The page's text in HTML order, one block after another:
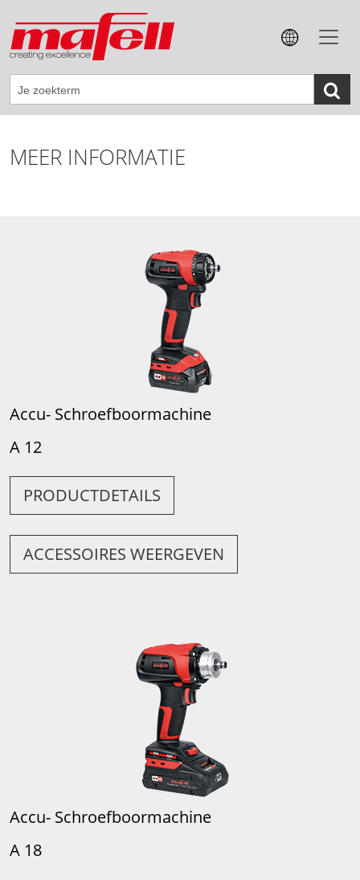
MEER INFORMATIE
Accu- Schroefboormachine
A 12
PRODUCTDETAILS
ACCESSOIRES WEERGEVEN
Accu- Schroefboormachine
A 18